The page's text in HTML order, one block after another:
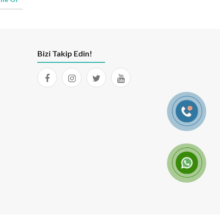
Bizi Takip Edin!